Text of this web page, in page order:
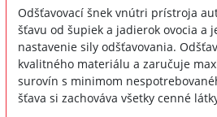
Odšťavovací šnek vnútri prístroja
šťavu od šupiek a jadierok ovocia a
nastavenie sily odšťavovania.
kvalitného materiálu a zaručuje
surovín s minimom
šťava si zachováva všetky cenné